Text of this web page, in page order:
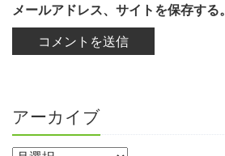
メールアドレス、サイトを保存する。
アーカイブ